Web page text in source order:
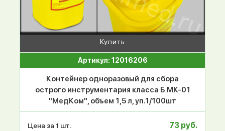
Купить
Артикул: 12016206
Контейнер одноразовый для сбора
острого инструментария класса Б МК-01
"МедКом", объем 1,5 л, уп.1/100шт
Цена за 1 шт. 73 руб.